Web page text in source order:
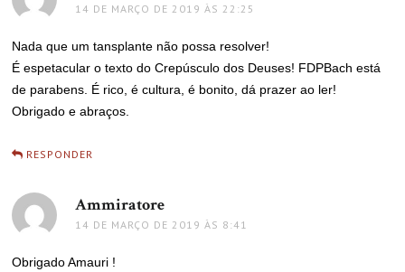
14 DE MARÇO DE 2019 ÀS 22:25
Nada que um tansplante não possa resolver!
É espetacular o texto do Crepúsculo dos Deuses! FDPBach está
de parabens. É rico, é cultura, é bonito, dá prazer ao ler!
Obrigado e abraços.
RESPONDER
Ammiratore
14 DE MARÇO DE 2019 ÀS 8:41
Obrigado Amauri !